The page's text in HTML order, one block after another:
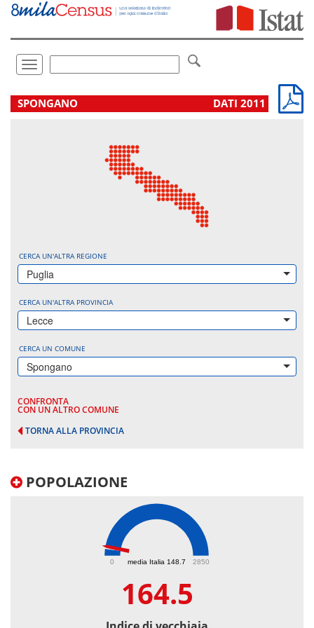
Vai
direttamente
Toggle
navigation
.
SPONGANO DATI 2011
CERCA UN'ALTRA REGIONE
Puglia
CERCA UN'ALTRA PROVINCIA
Lecce
CERCA UN COMUNE
Spongano
CONFRONTA
CON UN ALTRO COMUNE
TORNA ALLA PROVINCIA
POPOLAZIONE
media Italia 148.7
0 2850
164.5